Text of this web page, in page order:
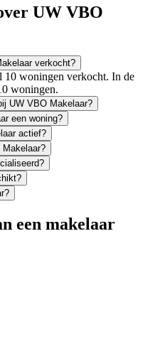
UW VBO
verkocht?
woningen verkocht. In de
woningen.
UW VBO Makelaar?
een woning?
actief?
een makelaar